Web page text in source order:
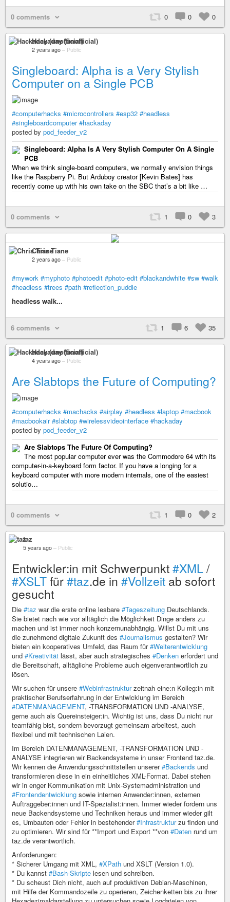
0 comments 0 0 0
Hackaday (unofficial)
2 years ago – Public
Singleboard: Alpha is a Very Stylish
Computer on a Single PCB
#computerhacks #microcontrollers #esp32 #headless
#singleboardcomputer #hackaday
posted by pod_feeder_v2
Singleboard: Alpha Is A Very Stylish Computer On A Single
PCB
When we think single-board computers, we normally envision things
like the Raspberry Pi. But Arduboy creator [Kevin Bates] has
recently come up with his own take on the SBC that’s a bit like …
0 comments 1 0 3
Chris Tiane
2 years ago – Public
#mywork #myphoto #photoedit #photo-edit #blackandwhite #sw #walk
#headless #trees #path #reflection_puddle
headless walk...
6 comments 1 6 35
Hackaday (unofficial)
4 years ago – Public
Are Slabtops the Future of Computing?
#computerhacks #machacks #airplay #headless #laptop #macbook
#macbookair #slabtop #wirelessvideointerface #hackaday
posted by pod_feeder_v2
Are Slabtops The Future Of Computing?
The most popular computer ever was the Commodore 64 with its
computer-in-a-keyboard form factor. If you have a longing for a
keyboard computer with more modern internals, one of the easiest
solutio…
0 comments 1 0 2
taz
5 years ago – Public
Entwickler:in mit Schwerpunkt#XML/
#XSLTfür#taz.de in #Vollzeit ab sofort
gesucht
Die #taz war die erste online lesbare #Tageszeitung Deutschlands.
Sie bietet nach wie vor alltäglich die Möglichkeit Dinge anders zu
machen und ist immer noch konzernunabhängig. Willst Du mit uns
die zunehmend digitale Zukunft des #Journalismus gestalten? Wir
bieten ein kooperatives Umfeld, das Raum für#Weiterentwicklung
und #Kreativität lässt, aber auch strategisches #Denken erfordert und
die Bereitschaft, alltägliche Probleme auch eigenverantwortlich zu
lösen.
Wir suchen für unsere #Webinfrastrukturzeitnah eine:n Kolleg:in mit
praktischer Berufserfahrung in der Entwicklung im Bereich
#DATENMANAGEMENT, -TRANSFORMATION UND -ANALYSE,
gerne auch als Quereinsteiger:in. Wichtig ist uns, dass Du nicht nur
teamfähig bist, sondern bevorzugt gemeinsam arbeitest, auch
flexibel und mit technischen Laien.
Im Bereich DATENMANAGEMENT, -TRANSFORMATION UND -
ANALYSE integrieren wir Backendsysteme in unser Frontend taz.de.
Wir kennen die Anwendungsschnittstellen unserer#Backends und
transformieren diese in ein einheitliches XML-Format. Dabei stehen
wir in enger Kommunikation mit Unix-Systemadministration und
#Frontendentwicklung sowie internen Anwender:innen, externen
Auftraggeber:innen und IT-Spezialist:innen. Immer wieder fordern uns
neue Backendsysteme und Techniken heraus und immer wieder gilt
es, Umbauten oder Fehler in bestehender#Infrastrukturzu finden und
zu optimieren. Wir sind für **Import und Export **von #Daten rund um
taz.de verantwortlich.
Anforderungen:
* Sicherer Umgang mit XML, #XPath und XSLT (Version 1.0).
* Du kannst #Bash-Skripte lesen und schreiben.
* Du scheust Dich nicht, auch auf produktiven Debian-Maschinen,
mit Hilfe der Kommandozeile zu operieren, Zeichenketten bis zu ihrer